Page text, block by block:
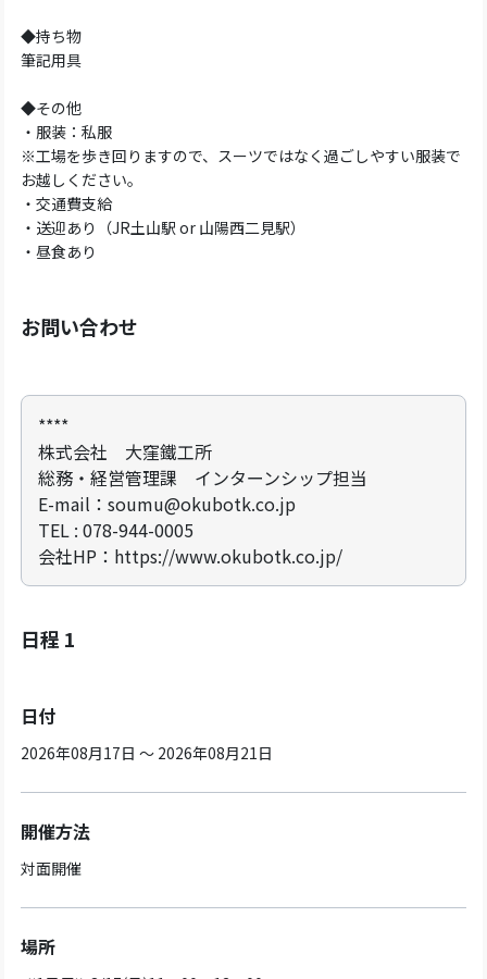
◆持ち物
筆記用具
◆その他
・服装：私服
※工場を歩き回りますので、スーツではなく過ごしやすい服装で
お越しください。
・交通費支給
・送迎あり（JR土山駅 or 山陽西二見駅）
・昼食あり
お問い合わせ
****
株式会社 大窪鐵工所
総務・経営管理課 インターンシップ担当
E-mail：soumu@okubotk.co.jp
TEL : 078-944-0005
会社HP：https://www.okubotk.co.jp/
日程 1
日付
2026年08月17日 ～ 2026年08月21日
開催方法
対面開催
場所